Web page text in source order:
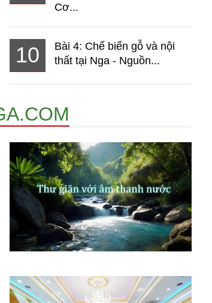
Cơ...
10
Bài 4: Chế biến gỗ và nội
thất tại Nga - Nguồn...